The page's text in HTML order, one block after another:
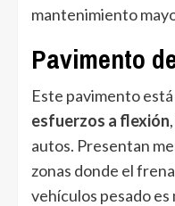
mantenimiento
Pavimento
Este pavimento está
esfuerzos a flexión
autos. Presentan
zonas donde el
vehículos pesado es